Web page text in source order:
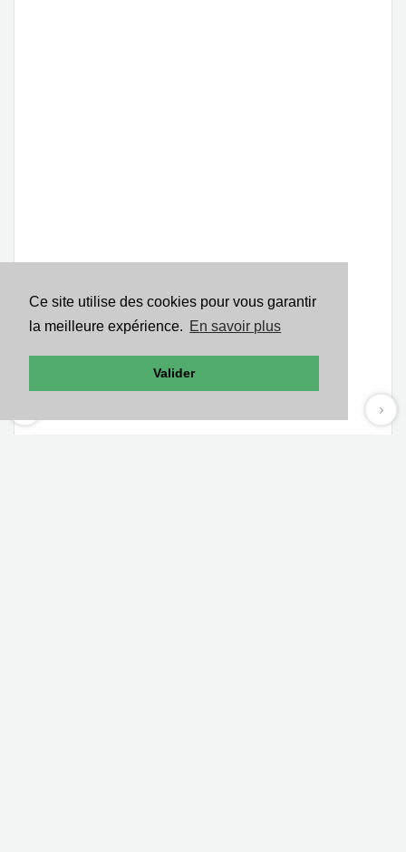
Ce site utilise des cookies pour vous garantir
la meilleure expérience. En savoir plus
Valider